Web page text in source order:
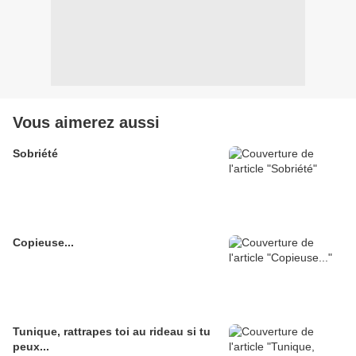
Vous aimerez aussi
Sobriété
Copieuse...
Tunique, rattrapes toi au rideau si tu
peux...